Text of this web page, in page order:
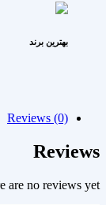
بهترین برند
Reviews (0)
Reviews
are no reviews yet.